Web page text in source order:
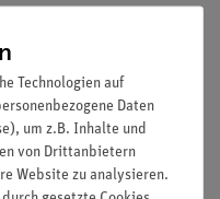
Technologien auf
Daten
um z.B. Inhalte und
von Drittanbietern
Website zu analysieren.